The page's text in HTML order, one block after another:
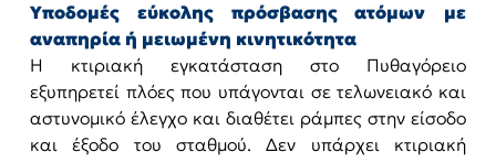
Υποδομές εύκολης πρόσβασης ατόμων με
αναπηρία ή μειωμένη κινητικότητα
Η κτιριακή εγκατάσταση στο Πυθαγόρειο
εξυπηρετεί πλόες που υπάγονται σε τελωνειακό και
αστυνομικό έλεγχο και διαθέτει ράμπες στην είσοδο
και έξοδο του σταθμού. Δεν υπάρχει κτιριακή